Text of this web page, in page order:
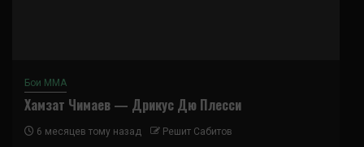
Бои ММА
Хамзат Чимаев — Дрикус Дю Плесси
6 месяцев тому назад Решит Сабитов